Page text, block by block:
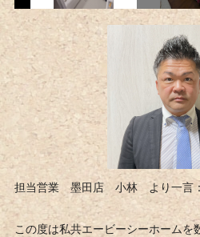
担当営業 墨田店 小林 より一言
この度は私共エービーシーホームを